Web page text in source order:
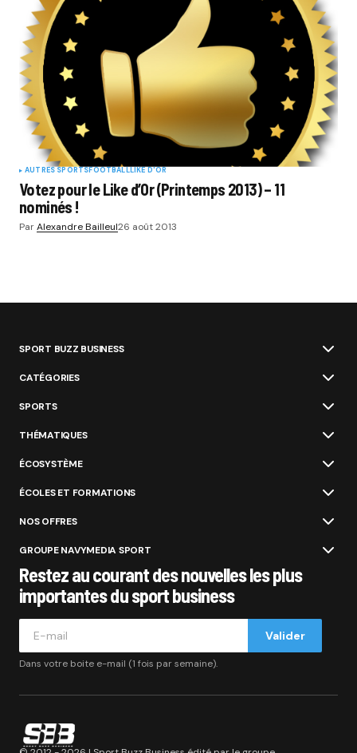
AUTRES SPORTSFOOTBALLLIKE D'OR
Votez pour le Like d’Or (Printemps 2013) – 11
nominés !
ParAlexandre Bailleul26 août 2013
SPORT BUZZ BUSINESS
CATÉGORIES
SPORTS
THÉMATIQUES
ÉCOSYSTÈME
ÉCOLES ET FORMATIONS
NOS OFFRES
GROUPE NAVYMEDIA SPORT
Restez au courant des nouvelles les plus
importantes du sport business
Valider
Dans votre boite e-mail (1 fois par semaine).